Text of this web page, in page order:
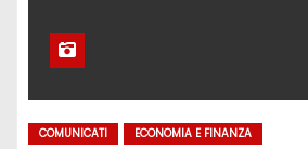
COMUNICATI ECONOMIA E FINANZA